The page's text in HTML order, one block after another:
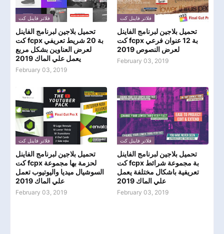
فلاتر فاينل كت
تحميل بلاجين لبرنامج الفاينل
كت fcpx بة 20 شريط تعريفي
لعرض العناوين بشكل مربع
يعمل علي الماك 2019
February 03, 2019
فلاتر فاينل كت
تحميل بلاجين لبرنامج الفاينل
كت fcpx بة 12 عنوان فرعي
لعرض النصوص 2019
February 03, 2019
فلاتر فاينل كت
تحميل بلاجين لبرنامج الفاينل
كت fcpx لحزمة بها مجموعة
السوشيال ميديا واليوتيوب تعمل
علي الماك 2019
February 03, 2019
فلاتر فاينل كت
تحميل بلاجين لبرنامج الفاينل
كت fcpx بة مجموعة شرائط
تعريفية باشكال مختلفة يعمل
علي الماك 2019
February 03, 2019